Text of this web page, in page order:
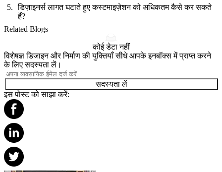
डिज़ाइनर्स लागत घटाते हुए कस्टमाइज़ेशन को अधिकतम कैसे कर सकते
हैं?
Related Blogs
कोई डेटा नहीं
विशेषज्ञ डिजाइन और निर्माण की युक्तियाँ सीधे आपके इनबॉक्स में प्राप्त करने
के लिए सदस्यता लें।
सदस्यता लें
इस पोस्ट को साझा करें: